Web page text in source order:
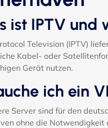
ist IPTV
Television (IPTV)
Kabel- oder
Gerät nutzen.
ich ein
Server sind für den
ohne die Notwendigkeit